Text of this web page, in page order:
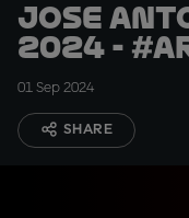
Jose
2024 -
01 Sep 2024
SHARE